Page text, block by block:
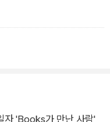
'Books가 만난 사람'